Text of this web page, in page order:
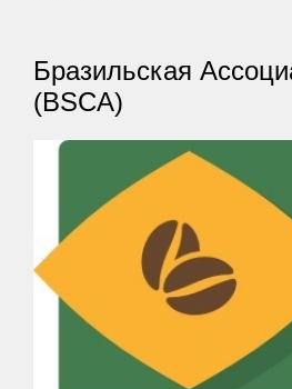
Бразильская
(BSCA)